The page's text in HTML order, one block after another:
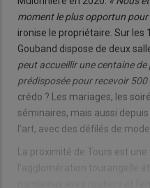
moment le plus opportun pour
ironise le propriétaire. Sur les
Gouband dispose de deux
peut accueillir une centaine
prédisposée pour recevoir
crédo ? Les mariages, les
séminaires, mais aussi
l’art, avec des défilés de
La proximité de Tours est
l’agglomération tourangelle